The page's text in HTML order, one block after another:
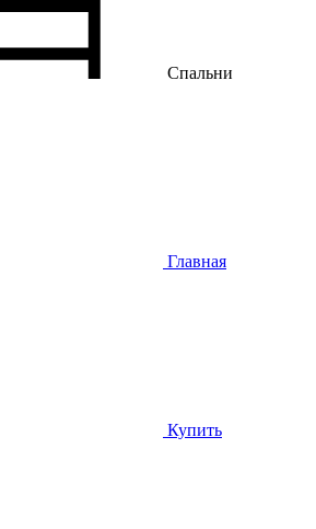
Спальни
Главная
Купить